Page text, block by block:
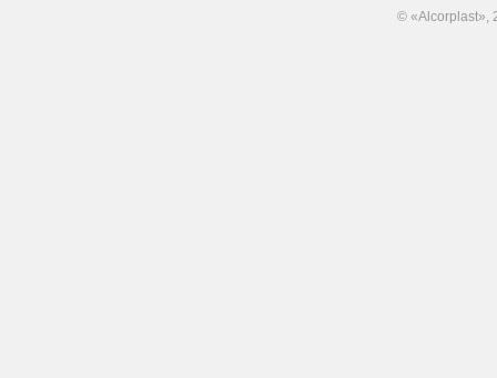
© «Alcorplast»,